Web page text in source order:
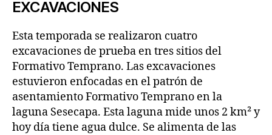
EXCAVACIONES
Esta temporada se realizaron cuatro
excavaciones de prueba en tres sitios del
Formativo Temprano. Las excavaciones
estuvieron enfocadas en el patrón de
asentamiento Formativo Temprano en la
laguna Sesecapa. Esta laguna mide unos 2 km² y
hoy día tiene agua dulce. Se alimenta de las